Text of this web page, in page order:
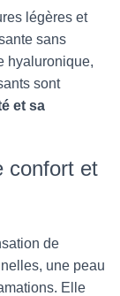
légères et
sans
hyaluronique,
sont
et sa
confort et
de
une peau
Elle